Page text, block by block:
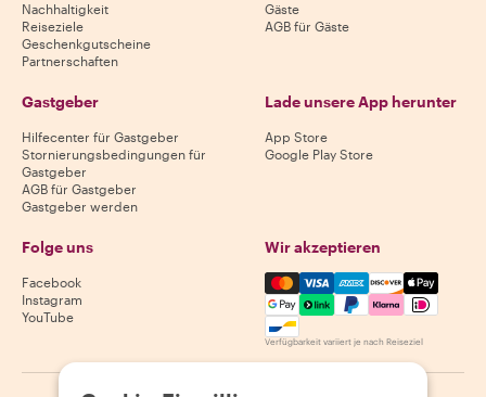
Nachhaltigkeit
Reiseziele
Geschenkgutscheine
Partnerschaften
Gäste
AGB für Gäste
Gastgeber
Hilfecenter für Gastgeber
Stornierungsbedingungen für
Gastgeber
AGB für Gastgeber
Gastgeber werden
Lade unsere App herunter
App Store
Google Play Store
Folge uns
Facebook
Instagram
YouTube
Wir akzeptieren
Mastercard, Visa, Amex,
Verfügbarkeit variiert je nach Reiseziel